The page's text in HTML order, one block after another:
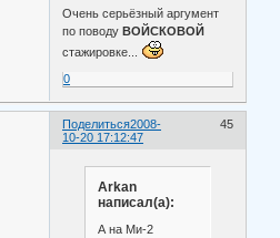
Очень серьёзный аргумент
по поводу ВОЙСКОВОЙ
стажировке...
0
Поделиться 45
2008-
10-20 17:12:47
Arkan
написал(а):
А на Ми-2